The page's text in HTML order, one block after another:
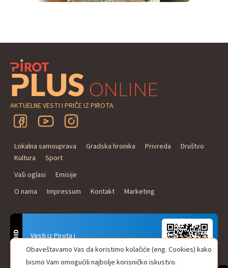
AKTUELNE VESTI I PRIČE IZ PIROTA
Lokalna samouprava Gradska hronika Privreda
Društvo
Kultura
Sport
Vaši oglasi
Emisije
O nama
Impressum Kontakt Marketing
Vesti iz Pirota i
Naxi Plus Radio
Uvek u Vašem džepu!
ANDROID Obaveštavamo Vas da koristimo kolačiće (eng. Cookies) kako
bismo Vam omogućili najbolje korisničko iskustvo.